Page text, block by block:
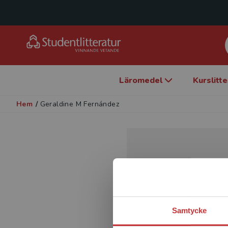
Samtycke
Läromedel
Hem / Geraldine M Fernández